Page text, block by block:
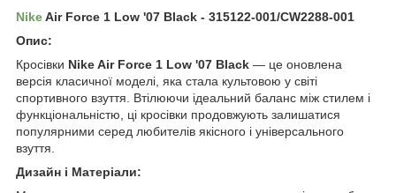
NikeAir Force 1 Low '07 Black - 315122-001/CW2288-001
Опис:
Кросівки Nike Air Force 1 Low '07 Black — це оновлена
версія класичної моделі, яка стала культовою у світі
спортивного взуття. Втілюючи ідеальний баланс між стилем і
функціональністю, ці кросівки продовжують залишатися
популярними серед любителів якісного і універсального
взуття.
Дизайн і Матеріали: